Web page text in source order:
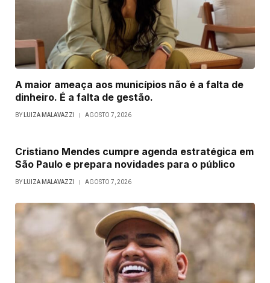
A maior ameaça aos municípios não é a falta de
dinheiro. É a falta de gestão.
BY LUIZA MALAVAZZI AGOSTO 7, 2026
Cristiano Mendes cumpre agenda estratégica em
São Paulo e prepara novidades para o público
BY LUIZA MALAVAZZI AGOSTO 7, 2026